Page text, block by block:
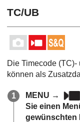
TC/UB
Die Timecode
können als
MENU →
Sie einen
gewünschten